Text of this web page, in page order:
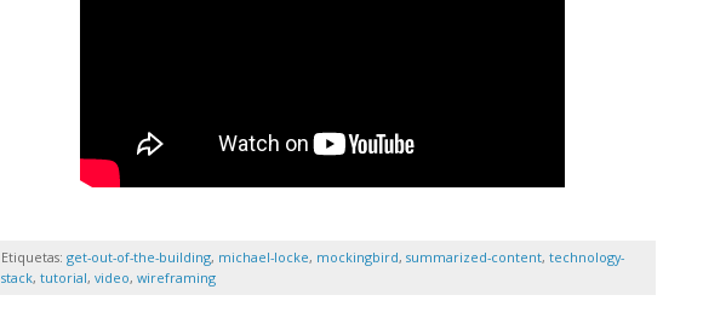
Etiquetas: get-out-of-the-building, michael-locke, mockingbird, summarized-content, technology-
stack, tutorial, video, wireframing